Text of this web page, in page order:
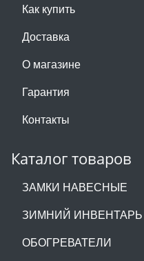
Как купить
Доставка
О магазине
Гарантия
Контакты
Каталог товаров
ЗАМКИ НАВЕСНЫЕ
ЗИМНИЙ ИНВЕНТАРЬ
ОБОГРЕВАТЕЛИ